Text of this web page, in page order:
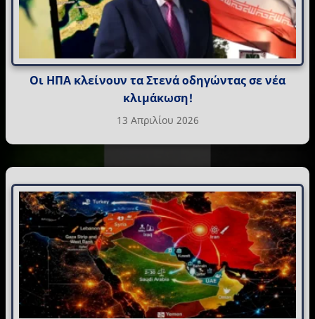
Οι ΗΠΑ κλείνουν τα Στενά οδηγώντας σε νέα
κλιμάκωση!
13 Απριλίου 2026